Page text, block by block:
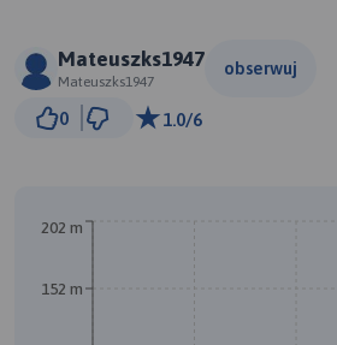
Mateuszks1947
Mateuszks1947
obserwuj
0 1.0/6
152 m
202 m